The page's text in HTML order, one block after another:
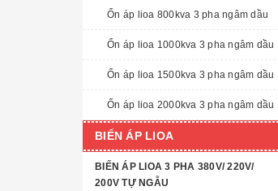
Ổn áp lioa 800kva 3 pha ngâm dầu
Ổn áp lioa 1000kva 3 pha ngâm dầu
Ổn áp lioa 1500kva 3 pha ngâm dầu
Ổn áp lioa 2000kva 3 pha ngâm dầu
BIẾN ÁP LIOA
BIẾN ÁP LIOA 3 PHA 380V/ 220V/
200V TỰ NGẪU